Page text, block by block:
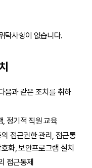
탁사항이 없습니다.
음과 같은 조치를 취하
, 정기적 직원 교육
접근권한 관리, 접근통
화, 보안프로그램 설치
접근통제